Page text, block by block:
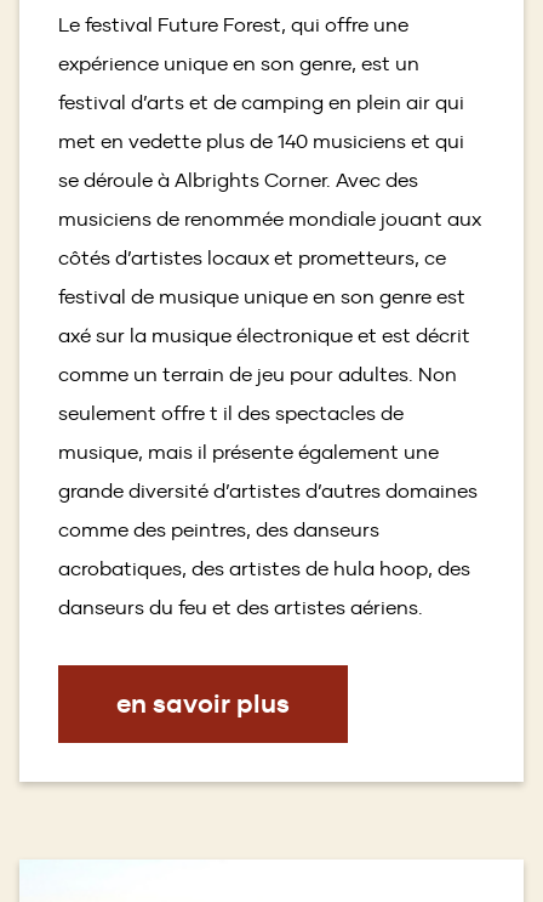
Le festival Future Forest, qui offre une
expérience unique en son genre, est un
festival d’arts et de camping en plein air qui
met en vedette plus de 140 musiciens et qui
se déroule à Albrights Corner. Avec des
musiciens de renommée mondiale jouant aux
côtés d’artistes locaux et prometteurs, ce
festival de musique unique en son genre est
axé sur la musique électronique et est décrit
comme un terrain de jeu pour adultes. Non
seulement offre t il des spectacles de
musique, mais il présente également une
grande diversité d’artistes d’autres domaines
comme des peintres, des danseurs
acrobatiques, des artistes de hula hoop, des
danseurs du feu et des artistes aériens.
en savoir plus